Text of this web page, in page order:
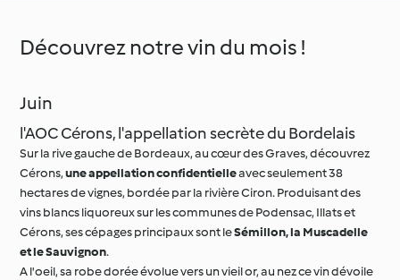
Découvrez notre vin du mois !
Juin
l'AOC Cérons, l'appellation secrète du Bordelais
Sur la rive gauche de Bordeaux, au cœur des Graves, découvrez
Cérons,une appellation confidentielleavec seulement 38
hectares de vignes, bordée par la rivière Ciron. Produisant des
vins blancs liquoreux sur les communes de Podensac, Illats et
Cérons, ses cépages principaux sont leSémillon, la Muscadelle
et le Sauvignon.
A l'oeil, sa robe dorée évolue vers un vieil or, au nez ce vin dévoile